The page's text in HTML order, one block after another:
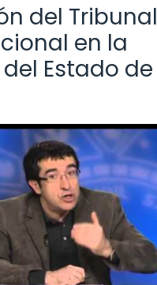
del Tribunal
en la
Estado de